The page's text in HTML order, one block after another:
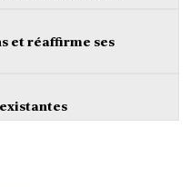
et réaffirme ses